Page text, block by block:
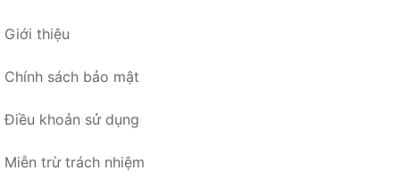
Giới thiệu
Chính sách bảo mật
Điều khoản sử dụng
Miễn trừ trách nhiệm